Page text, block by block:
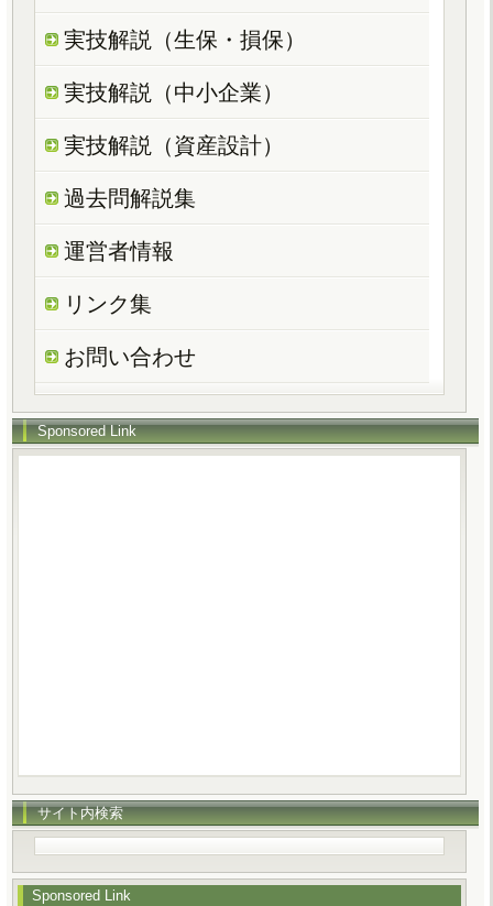
実技解説（生保・損保）
実技解説（中小企業）
実技解説（資産設計）
過去問解説集
運営者情報
リンク集
お問い合わせ
Sponsored Link
サイト内検索
Sponsored Link